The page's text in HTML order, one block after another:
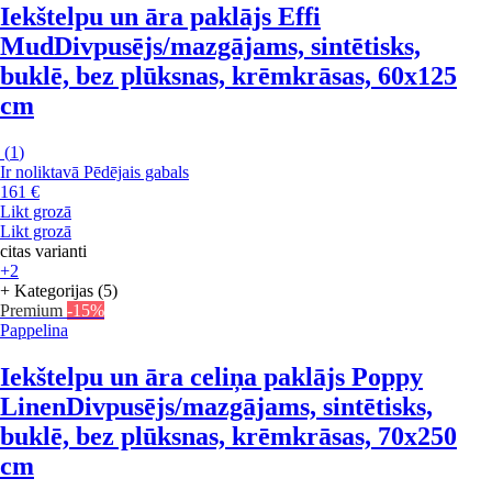
Iekštelpu un āra paklājs Effi
MudDivpusējs/mazgājams, sintētisks,
buklē, bez plūksnas, krēmkrāsas, 60x125
cm
(1)
Ir noliktavā Pēdējais gabals
161 €
Likt grozā
Likt grozā
citas varianti
+2
+ Kategorijas (5)
Premium -15%
Pappelina
Iekštelpu un āra celiņa paklājs Poppy
LinenDivpusējs/mazgājams, sintētisks,
buklē, bez plūksnas, krēmkrāsas, 70x250
cm